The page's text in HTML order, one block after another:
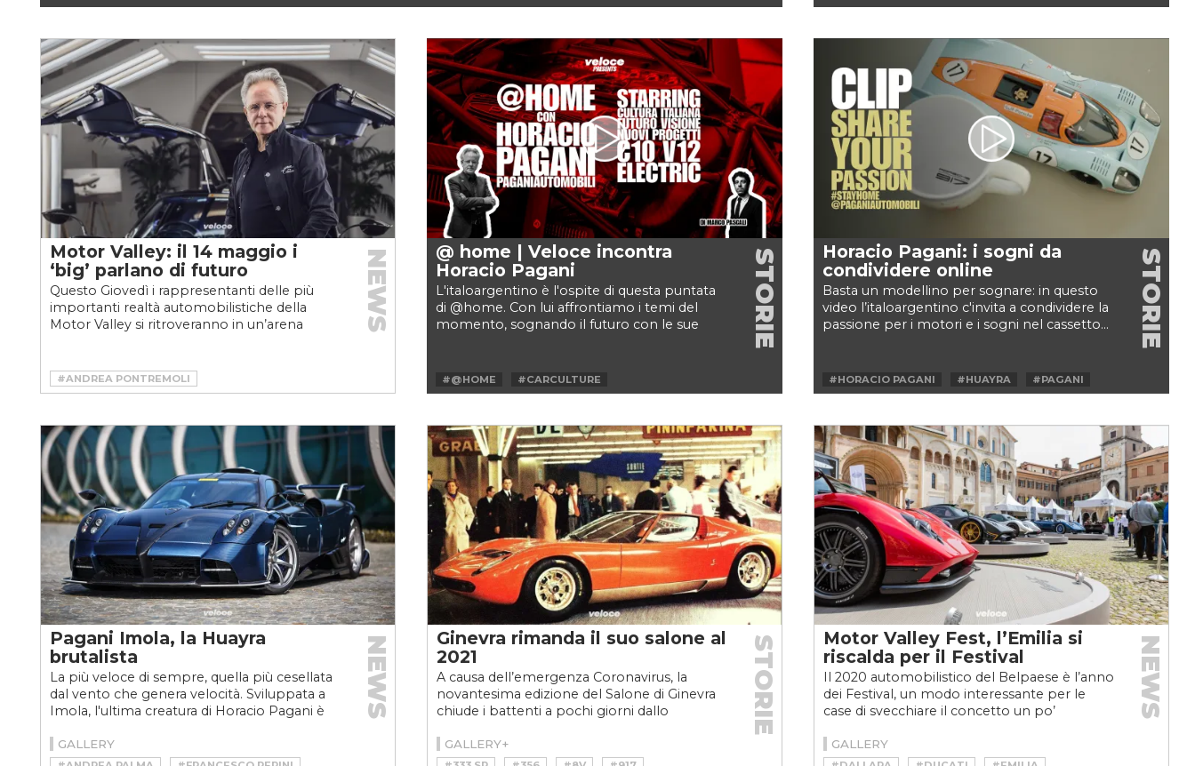
#PIRELLI
#V12 #VALENTINO BALBONI
#MASERATI INNOVATION LAB
#MOTOR VALLEY
#MOTOR VALLEY FEST
#MOTORVALLEY
#MOTORVALLEYFEST
#MUSEO HORACIO PAGANI
#MUSEO LAMBORGHINI
#PAGANI
#SUPERCAR
Motor Valley: il 14 maggio i
‘big’ parlano di futuro
Questo Giovedì i rappresentanti delle più
importanti realtà automobilistiche della
Motor Valley si ritroveranno in un’arena
NEWS
#ANDREA PONTREMOLI
#CLAUDIO DOMENICALI
#DALLARA
#HORACIO PAGANI
#LAMBORGHINI
#MOTOR VALLEY
#MOTOR VALLEY FEST
#MOTORVALLEY
#PAGANI
#STEFANO DOMENICALI
#WALTER DE SILVA
@ home | Veloce incontra
Horacio Pagani
L'italoargentino è l'ospite di questa puntata
di @home. Con lui affrontiamo i temi del
momento, sognando il futuro con le sue
STORIE
#@HOME
#CARCULTURE
#ZONDA
Horacio Pagani: i sogni da
condividere online
Basta un modellino per sognare: in questo
video l’italoargentino c'invita a condividere la
passione per i motori e i sogni nel cassetto…
STORIE
#HORACIO PAGANI #HUAYRA
#PAGANI
Pagani Imola, la Huayra
brutalista
La più veloce di sempre, quella più cesellata
dal vento che genera velocità. Sviluppata a
Imola, l'ultima creatura di Horacio Pagani è
NEWS
GALLERY
Ginevra rimanda il suo salone al
2021
A causa dell’emergenza Coronavirus, la
novantesima edizione del Salone di Ginevra
chiude i battenti a pochi giorni dallo
STORIE
GALLERY+
Motor Valley Fest, l’Emilia si
riscalda per il Festival
Il 2020 automobilistico del Belpaese è l’anno
dei Festival, un modo interessante per le
case di svecchiare il concetto un po’
NEWS
GALLERY